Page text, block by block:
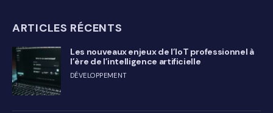
ARTICLES RÉCENTS
Les nouveaux enjeux de l’IoT professionnel à
l’ère de l’intelligence artificielle
DÉVELOPPEMENT